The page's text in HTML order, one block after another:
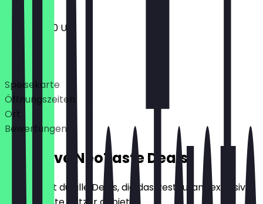
11:00 - 23:00 Uhr
Deals
Speisekarte
Öffnungszeiten
Ort
Bewertungen
Exklusive NeoTaste Deals
Hier findest du alle Deals, die das Restaurant exklusiv